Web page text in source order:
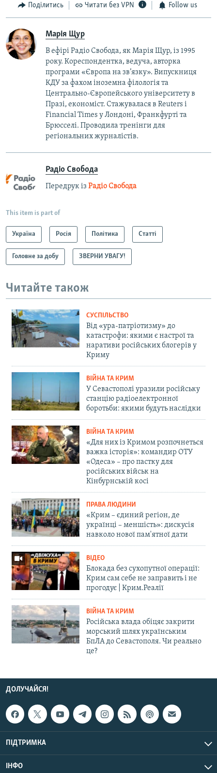
Поділитись Читати без VPN Follow us
Марія Щур
В ефірі Радіо Свобода, як Марія Щур, із 1995
року. Кореспондентка, ведуча, авторка
програми «Європа на зв’язку». Випускниця
КДУ за фахом іноземна філологія та
Центрально-Європейського університету в
Празі, економіст. Стажувалася в Reuters і
Financial Times у Лондоні, Франкфурті та
Брюсселі. Проводила тренінги для
регіональних журналістів.
Радіо Свобода
Передрук із Радіо Свобода
This item is part of
Україна Росія Політика Статті
Головне за добу ЗВЕРНИ УВАГУ!
Читайте також
СУСПІЛЬСТВО
Від «ура-патріотизму» до
катастрофи: якими є настрої та
наративи російських блогерів у
Криму
ВІЙНА ТА КРИМ
У Севастополі уразили російську
станцію радіоелектронної
боротьби: якими будуть наслідки
ВІЙНА ТА КРИМ
«Для них із Кримом розпочнеться
важка історія»: командир ОТУ
«Одеса» – про пастку для
російських військ на
Кінбурнській косі
ПРАВА ЛЮДИНИ
«Крим – єдиний регіон, де
українці – меншість»: дискусія
навколо нової пам'ятної дати
ВІДЕО
Блокада без сухопутної операції:
Крим сам себе не заправить і не
прогодує | Крим.Реалії
ВІЙНА ТА КРИМ
Російська влада обіцяє закрити
морський шлях українським
БпЛА до Севастополя. Чи реально
це?
ДОЛУЧАЙСЯ!
ПІДТРИМКА
ІНФО